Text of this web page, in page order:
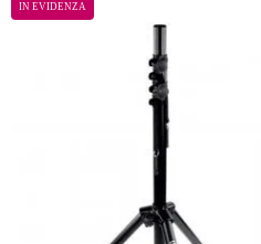
IN EVIDENZA